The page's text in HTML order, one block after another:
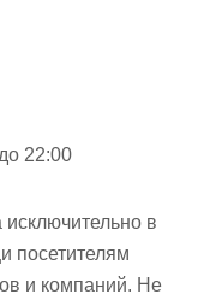
22:00
в
посетителям
и компаний. Не